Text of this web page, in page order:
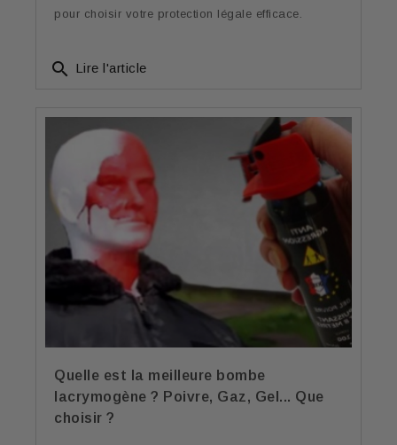
pour choisir votre protection légale efficace.
search Lire l'article
Quelle est la meilleure bombe
lacrymogène ? Poivre, Gaz, Gel... Que
choisir ?